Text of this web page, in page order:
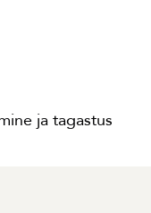
ja tagastus